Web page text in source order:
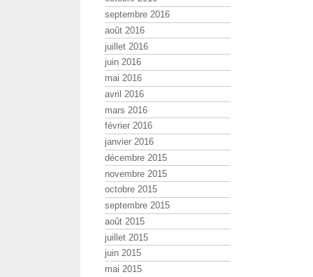
septembre 2016
août 2016
juillet 2016
juin 2016
mai 2016
avril 2016
mars 2016
février 2016
janvier 2016
décembre 2015
novembre 2015
octobre 2015
septembre 2015
août 2015
juillet 2015
juin 2015
mai 2015